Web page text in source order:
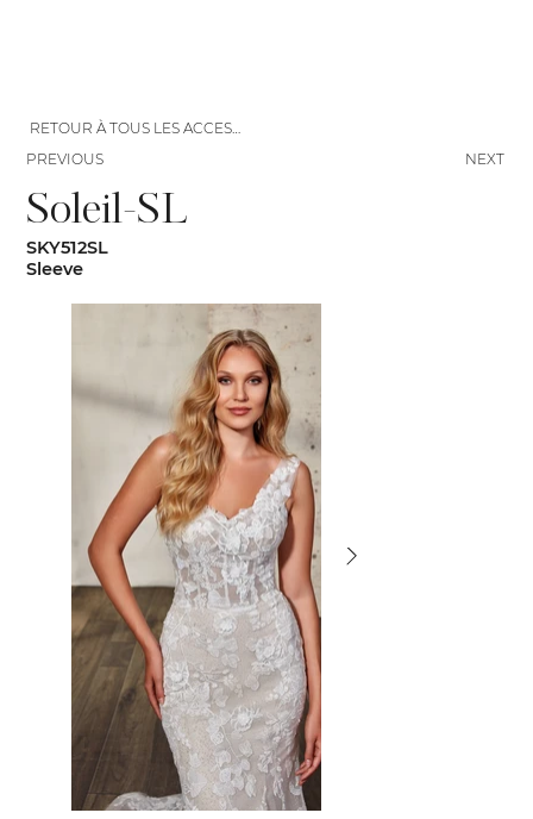
Soleil-SL
SKY512SL
Sleeve
NEXT
RETOUR À TOUS LES ACCESSOIRES
PREVIOUS